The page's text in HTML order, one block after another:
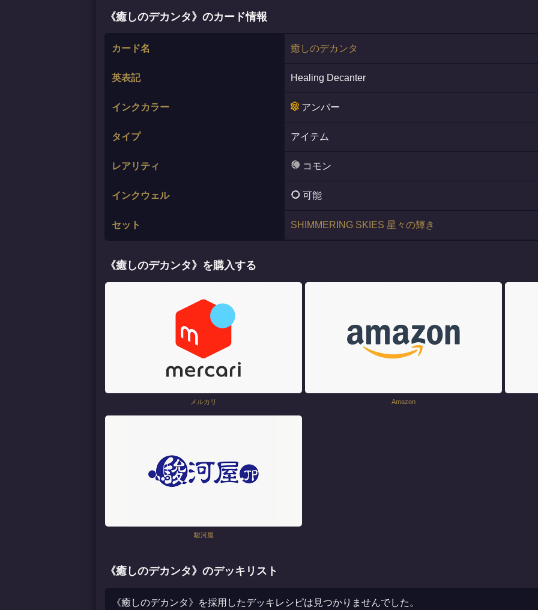
《癒しのデカンタ》のカード情報
カード名 癒しのデカンタ
英表記 Healing Decanter
インクカラー アンバー
タイプ アイテム
レアリティ コモン
インクウェル 可能
セット SHIMMERING SKIES 星々の輝き
《癒しのデカンタ》を購入する
メルカリ Amazon
駿河屋
《癒しのデカンタ》のデッキリスト
《癒しのデカンタ》を採用したデッキレシピは見つかりませんでした。